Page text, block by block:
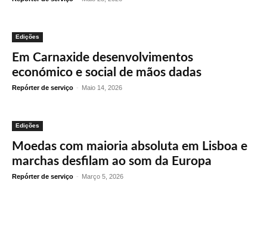
Edições
Em Carnaxide desenvolvimentos
económico e social de mãos dadas
Repórter de serviço - Maio 14, 2026
Edições
Moedas com maioria absoluta em Lisboa e
marchas desfilam ao som da Europa
Repórter de serviço - Março 5, 2026